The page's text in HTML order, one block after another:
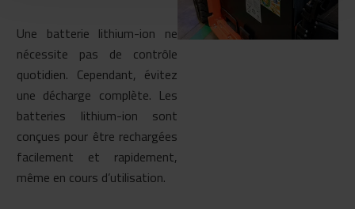
Une batterie lithium-ion ne
nécessite pas de contrôle
quotidien. Cependant, évitez
une décharge complète. Les
batteries lithium-ion sont
conçues pour être rechargées
facilement et rapidement,
même en cours d’utilisation.